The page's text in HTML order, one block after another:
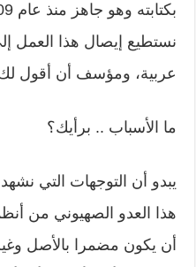
نستطيع إيصال هذا العمل
عربية، ومؤسف أن أقول
ما الأسباب .. برأيك؟
يبدو أن التوجهات التي
هذا العدو الصهيوني من
أن يكون مضمرا بالأصل